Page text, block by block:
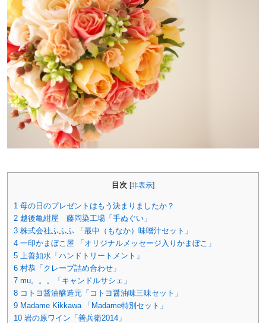
目次 [非表示]
1 母の日のプレゼントはもう決まりましたか？
2 越後亀紺屋 藤岡染工場「手ぬぐい」
3 株式会社ふふふ 「最中（もなか）味噌汁セット」
4 一印かまぼこ屋 「オリジナルメッセージ入りかまぼこ」
5 上善如水「ハンドトリートメント」
6 村恭「クレープ詰め合わせ」
7 mu。。。「キャンドルサシェ」
8 コトヨ醤油醸造元「コトヨ醤油味三味セット」
9 Madame Kikkawa 「Madame特別セット」
10 岩の原ワイン「善兵衛2014」